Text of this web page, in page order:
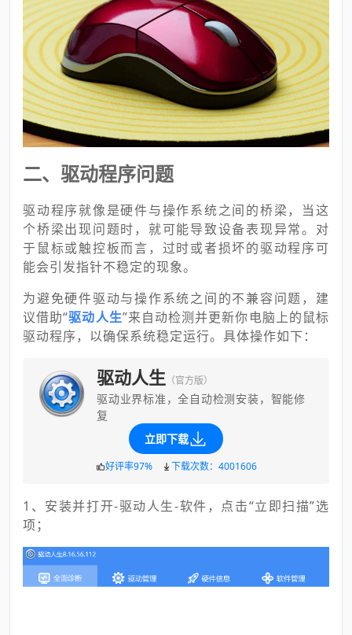
二、驱动程序问题
驱动程序就像是硬件与操作系统之间的桥梁，当这
个桥梁出现问题时，就可能导致设备表现异常。对
于鼠标或触控板而言，过时或者损坏的驱动程序可
能会引发指针不稳定的现象。
为避免硬件驱动与操作系统之间的不兼容问题，建
议借助“驱动人生”来自动检测并更新你电脑上的鼠标
驱动程序，以确保系统稳定运行。具体操作如下：
驱动人生 （官方版）
驱动业界标准，全自动检测安装，智能修
复
立即下载
好评率97% 下载次数：4001606
1、安装并打开-驱动人生-软件，点击“立即扫描”选
项；